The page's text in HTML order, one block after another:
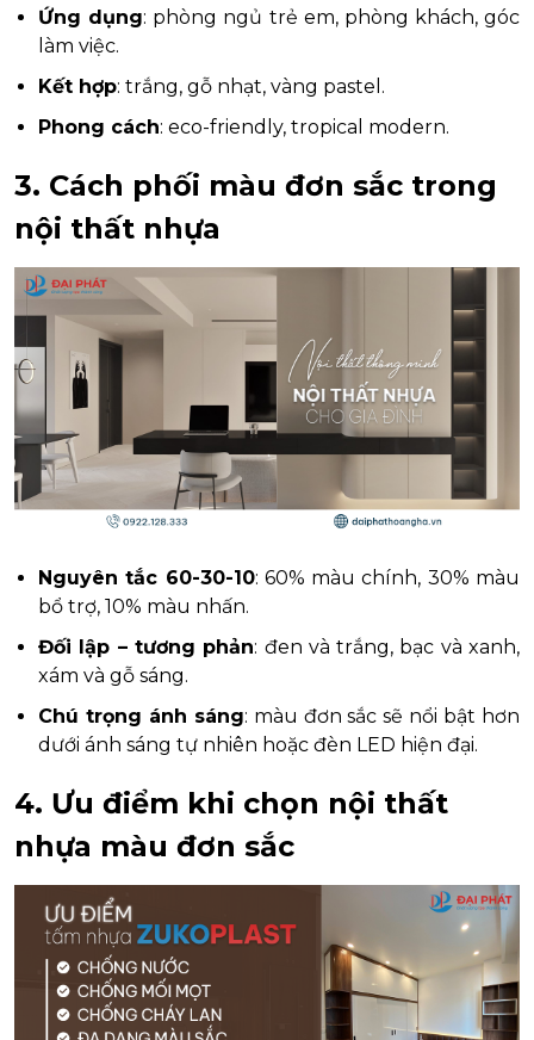
Ứng dụng: phòng ngủ trẻ em, phòng khách, góc
làm việc.
Kết hợp: trắng, gỗ nhạt, vàng pastel.
Phong cách: eco-friendly, tropical modern.
3. Cách phối màu đơn sắc trong
nội thất nhựa
Nguyên tắc 60-30-10: 60% màu chính, 30% màu
bổ trợ, 10% màu nhấn.
Đối lập – tương phản: đen và trắng, bạc và xanh,
xám và gỗ sáng.
Chú trọng ánh sáng: màu đơn sắc sẽ nổi bật hơn
dưới ánh sáng tự nhiên hoặc đèn LED hiện đại.
4. Ưu điểm khi chọn nội thất
nhựa màu đơn sắc